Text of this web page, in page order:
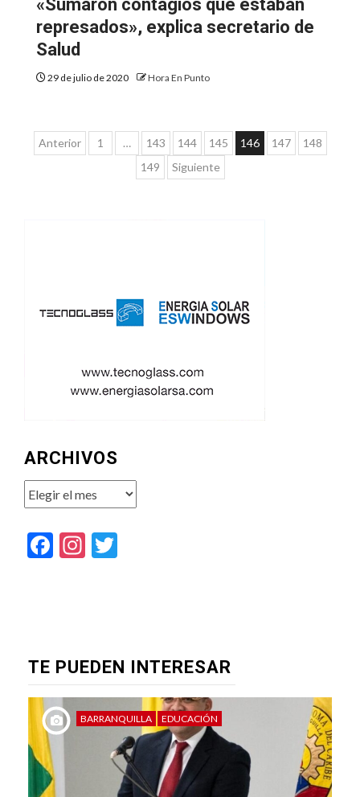
«Sumaron contagios que estaban
represados», explica secretario de
Salud
29 de julio de 2020 Hora En Punto
Paginación
Anterior 1 … 143 144 145 146 147
148
149
Siguiente
ARCHIVOS
Archivos
Facebook
Instagram
TE PUEDEN INTERESAR
BARRANQUILLA EDUCACIÓN